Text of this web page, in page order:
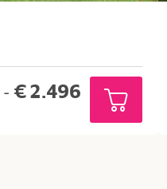
- €2.496 Prijsklasse:
€1.379